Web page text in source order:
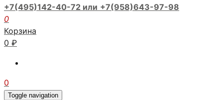
+7(495)142-40-72 или +7(958)643-97-98
0
Корзина
0 ₽
0
Toggle navigation